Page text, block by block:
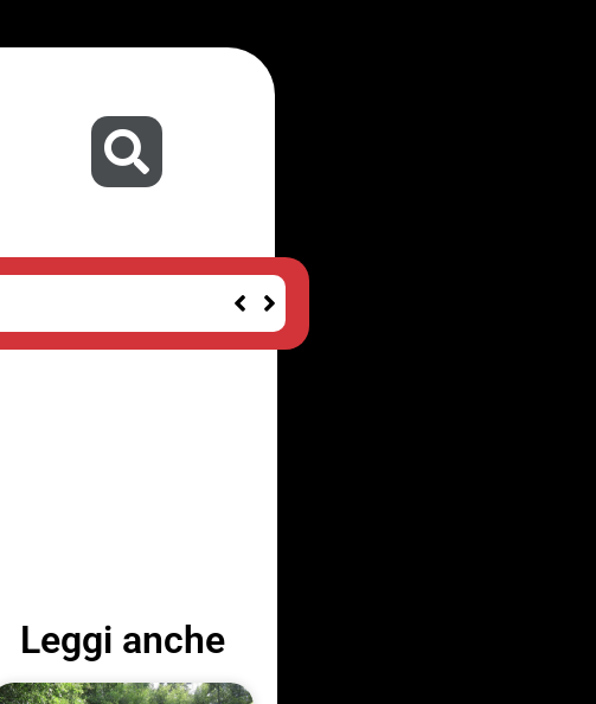
Leggi anche